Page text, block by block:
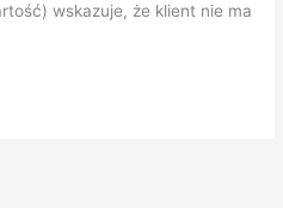
wskazuje, że klient nie ma